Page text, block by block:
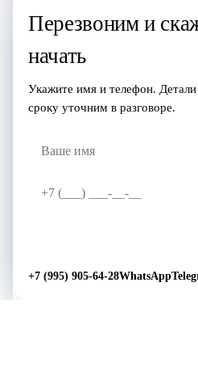
Перезвоним и
начать
Укажите имя и телефон. Детали
сроку уточним в разговоре.
+7 (995) 905-64-28WhatsApp